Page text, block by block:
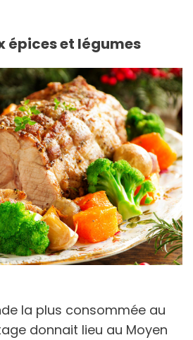
épices et légumes
la plus consommée au
donnait lieu au Moyen